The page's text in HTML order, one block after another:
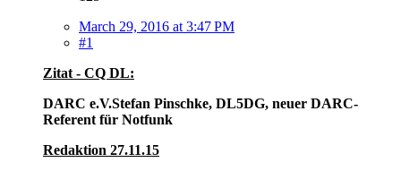
March 29, 2016 at 3:47 PM
#1
Zitat - CQ DL:
DARC e.V.Stefan Pinschke, DL5DG, neuer DARC-
Referent für Notfunk
Redaktion 27.11.15